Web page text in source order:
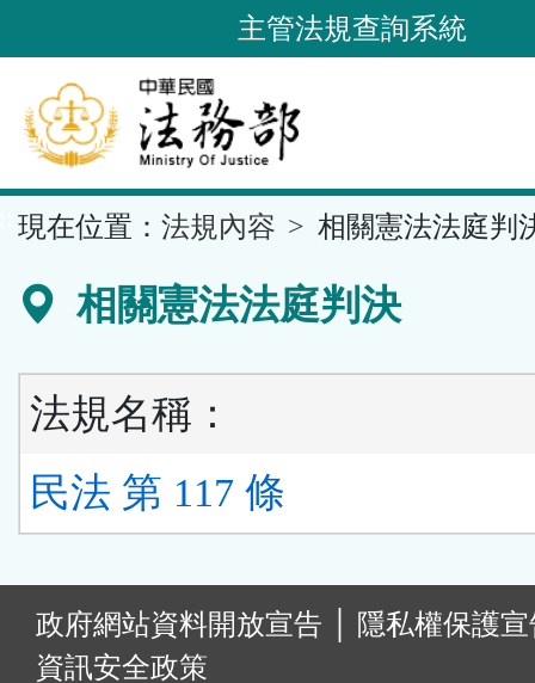
到
要
內
容
區
主管法規查詢系統
現在位置： 法規內容 相關憲法法庭判
相關憲法法庭判決
法規名稱：
民法 第 117 條
政府網站資料開放宣告
隱私權保護
資訊安全政策